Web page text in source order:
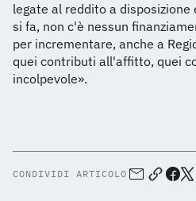
legate al reddito a disposizione
si fa, non c'è nessun
per incrementare, anche a
quei contributi all'affitto, quei
incolpevole».
CONDIVIDI ARTICOLO